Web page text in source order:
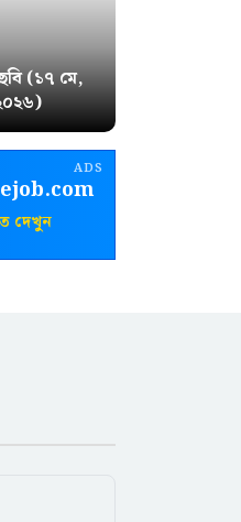
(১৭ মে,
ADS
দেখুন